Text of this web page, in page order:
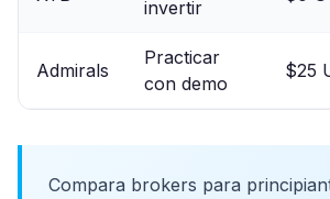
invertir
Admirals
Practicar
con demo
$25
Compara brokers para